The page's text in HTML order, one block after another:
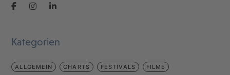
Kategorien
ALLGEMEIN CHARTS FESTIVALS FILME